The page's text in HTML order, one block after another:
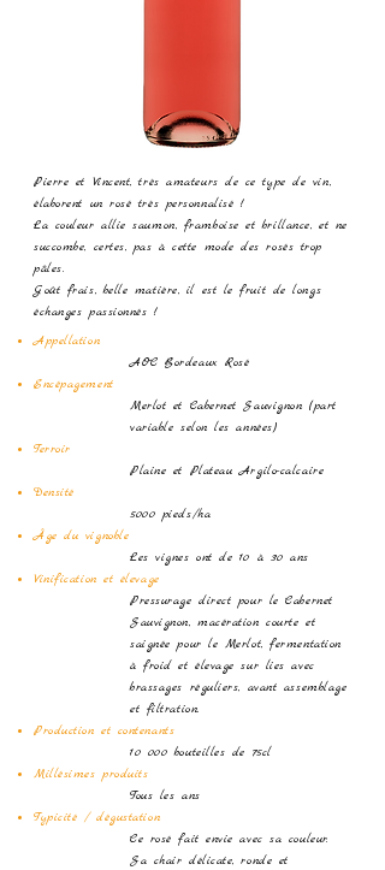
Pierre et Vincent, très amateurs de ce type de vin,
élaborent un rosé très personnalisé !
La couleur allie saumon, framboise et brillance, et ne
succombe, certes, pas à cette mode des rosés trop
pâles.
Goût frais, belle matière, il est le fruit de longs
échanges passionnés !
Appellation
AOC Bordeaux Rosé
Encépagement
Merlot et Cabernet Sauvignon (part
variable selon les années)
Terroir
Plaine et Plateau Argilo-calcaire
Densité
5000 pieds/ha
​Âge du vignoble
Les vignes ont de 10 à 30 ans
Vinification et élevage
Pressurage direct pour le Cabernet
Sauvignon, macération courte et
saignée pour le Merlot, fermentation
à froid et élevage sur lies avec
brassages réguliers, avant assemblage
et filtration.
Production et contenants
10 000 bouteilles de 75cl
Millésimes produits
Tous les ans
Typicité / dégustation
Ce rosé fait envie avec sa couleur.
Sa chair délicate, ronde et